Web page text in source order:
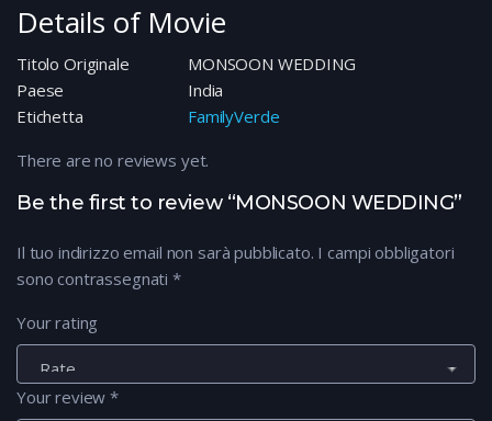
Details of Movie
Titolo Originale
MONSOON WEDDING
Paese
India
Etichetta
FamilyVerde
Be the first to review “MONSOON WEDDING”
Il tuo indirizzo email non sarà pubblicato. I campi obbligatori
sono contrassegnati *
Your rating
Your review*
There are no reviews yet.